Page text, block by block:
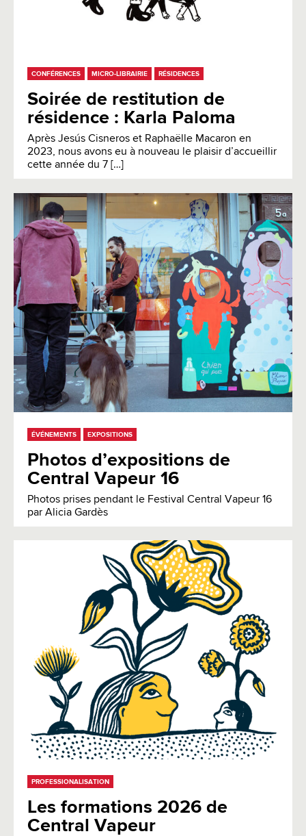
CONFÉRENCES MICRO-LIBRAIRIE RÉSIDENCES
Soirée de restitution de
résidence : Karla Paloma
Après Jesús Cisneros et Raphaëlle Macaron en
2023, nous avons eu à nouveau le plaisir d’accueillir
cette année du 7 […]
ÉVÉNEMENTS EXPOSITIONS
Photos d’expositions de
Central Vapeur 16
Photos prises pendant le Festival Central Vapeur 16
par Alicia Gardès
PROFESSIONALISATION
Les formations 2026 de
Central Vapeur